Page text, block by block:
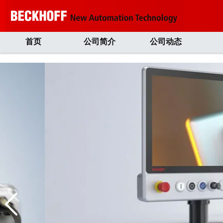
首页 公司简介 公司动态